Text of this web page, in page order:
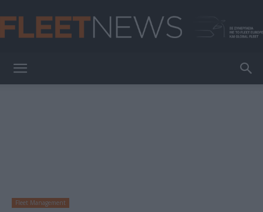
Fleet Management